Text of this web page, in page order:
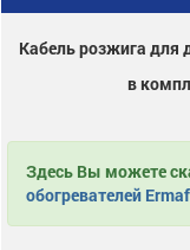
Кабель розжига для
в
Здесь Вы можете
обогревателей Ermaf